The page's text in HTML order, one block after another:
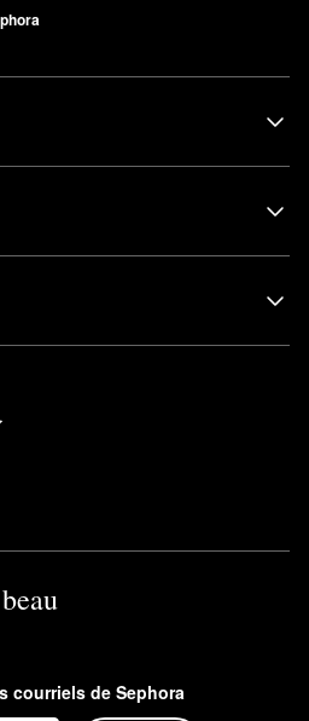
courriels de Sephora